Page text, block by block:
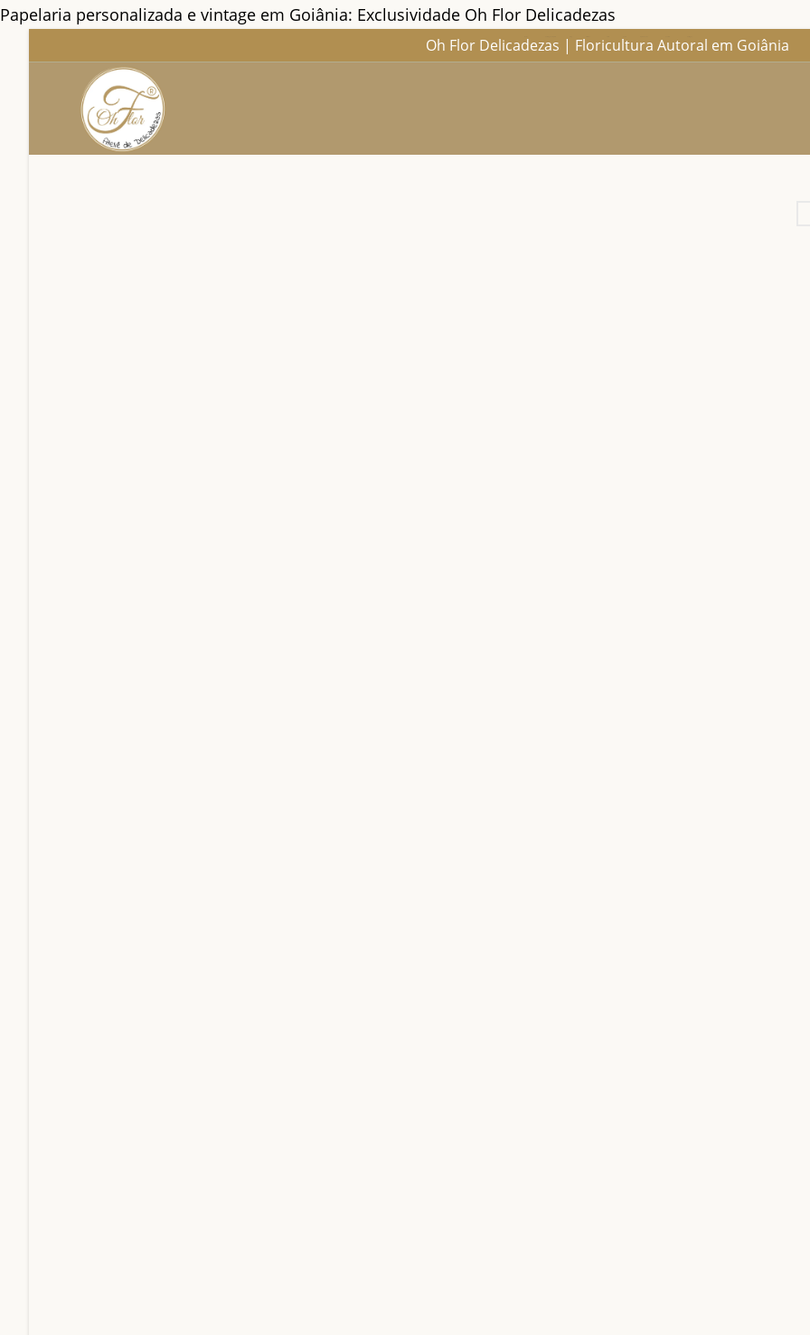
Papelaria personalizada e vintage em Goiânia: Exclusividade Oh Flor Delicadezas
Oh Flor Delicadezas | Floricultura Autoral em Goiânia